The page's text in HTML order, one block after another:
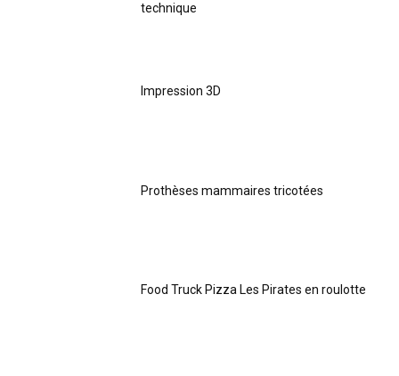
technique
Impression 3D
Prothèses mammaires tricotées
Food Truck Pizza Les Pirates en roulotte